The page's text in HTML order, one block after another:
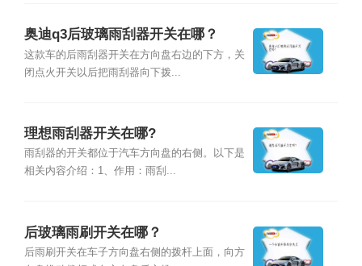
奥迪q3后玻璃雨刮器开关在哪？
这款车的后雨刮器开关在方向盘右边的下方，关
闭点火开关以后把雨刮器向下拨...
理想雨刮器开关在哪?
雨刮器的开关都位于汽车方向盘的右侧。以下是
相关内容介绍：1、作用：雨刮...
后玻璃雨刷开关在哪？
后雨刷开关在车子方向盘右侧的拨杆上面，向方